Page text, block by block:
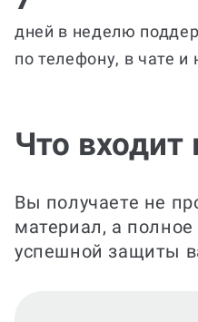
дней в неделю
по телефону, в чате и
Что входит
Вы получаете не
материал, а
успешной защиты